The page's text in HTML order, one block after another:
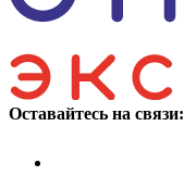
Оставайтесь на связи: